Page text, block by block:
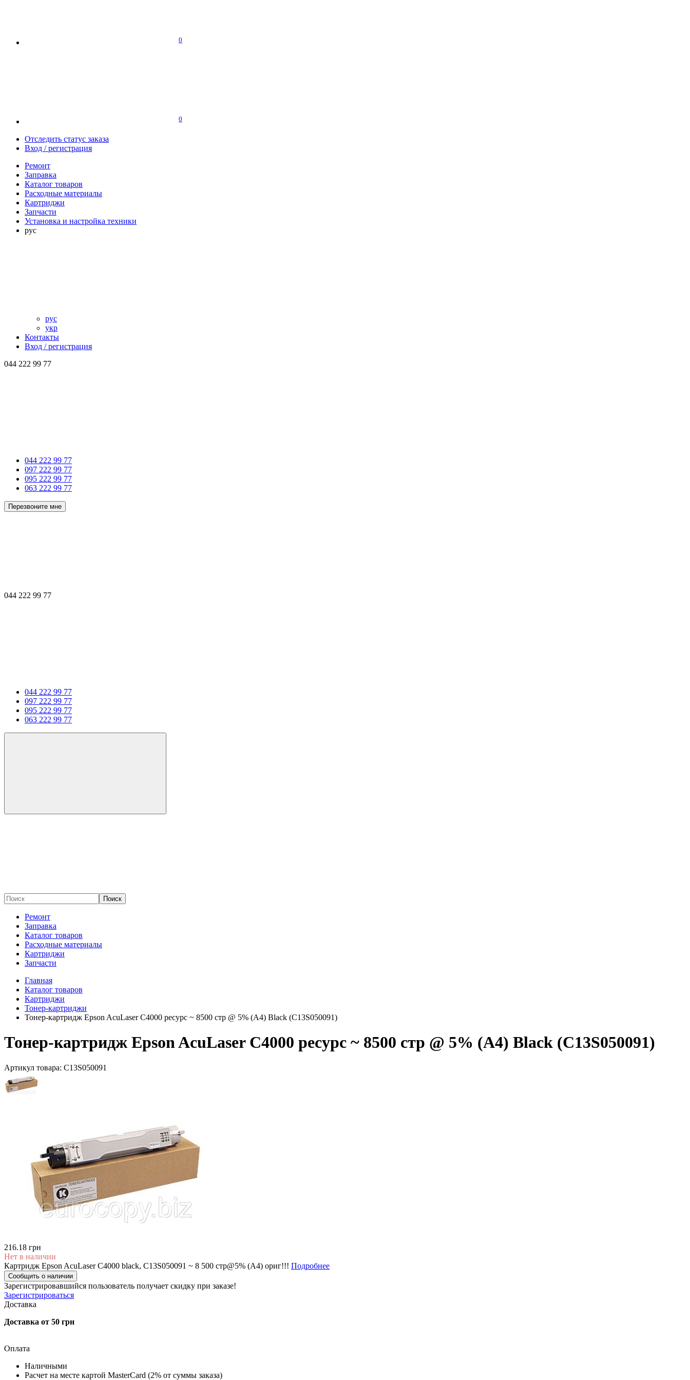
0
0
Отследить статус заказа
Вход / регистрация
Ремонт
Заправка
Каталог товаров
Расходные материалы
Картриджи
Запчасти
Установка и настройка техники
рус
рус
укр
Контакты
Вход / регистрация
044 222 99 77
044 222 99 77
097 222 99 77
095 222 99 77
063 222 99 77
Перезвоните мне
044 222 99 77
044 222 99 77
097 222 99 77
095 222 99 77
063 222 99 77
Поиск
Ремонт
Заправка
Каталог товаров
Расходные материалы
Картриджи
Запчасти
Главная
Каталог товаров
Картриджи
Тонер-картриджи
Тонер-картридж Epson AcuLaser C4000 ресурс ~ 8500 стр @ 5% (A4) Black (C13S050091)
Тонер-картридж Epson AcuLaser C4000 ресурс ~ 8500 стр @ 5% (A4) Black (C13S050091)
Артикул товара: C13S050091
216.18 грн
Нет в наличии
Картридж Epson AcuLaser C4000 black, C13S050091 ~ 8 500 стр@5% (A4) ориг!!! Подробнее
Сообщить о наличии
Зарегистрировавшийся пользователь получает скидку при заказе!
Зарегистрироваться
Доставка
Доставка от 50 грн
Оплата
Наличными
Расчет на месте картой MasterCard (2% от суммы заказа)